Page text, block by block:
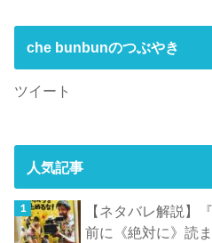
che bunbunのつぶやき
ツイート
人気記事
【ネタバレ解説】
前に《絶対に》読